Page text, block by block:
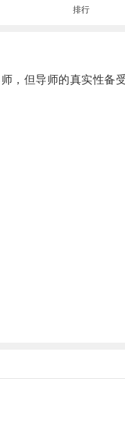
排行
但导师的真实性备受